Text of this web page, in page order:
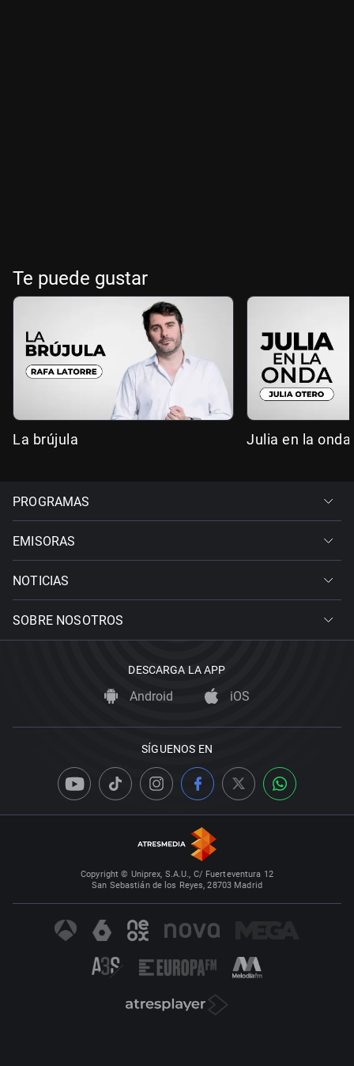
Te puede gustar
La brújula Julia en la onda
PROGRAMAS
EMISORAS
NOTICIAS
SOBRE NOSOTROS
DESCARGA LA APP
Android iOS
SÍGUENOS EN
Copyright © Uniprex, S.A.U., C/ Fuerteventura 12
San Sebastián de los Reyes, 28703 Madrid